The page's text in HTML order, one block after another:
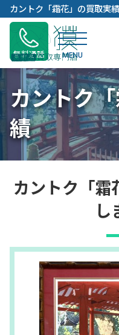
カントク「霜花」の買取実績
無料通話
カントク
績
カントク「霜
し